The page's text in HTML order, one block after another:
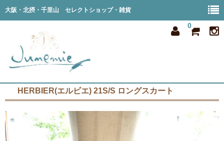
大阪・北摂・千里山 セレクトショップ・雑貨
0
all item
HERBIER(エルビエ) 21S/S ロングスカート